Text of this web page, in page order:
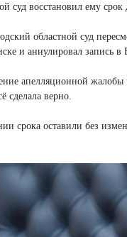
суд восстановил ему срок
областной суд
и аннулировал запись в
апелляционной жалобы
сделала верно.
срока оставили без